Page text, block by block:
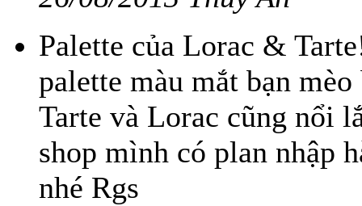
Palette của Lorac &
palette màu mắt bạn
Tarte và Lorac cũng nổi
shop mình có plan nhập
nhé Rgs